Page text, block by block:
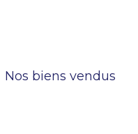
Nos biens vendus